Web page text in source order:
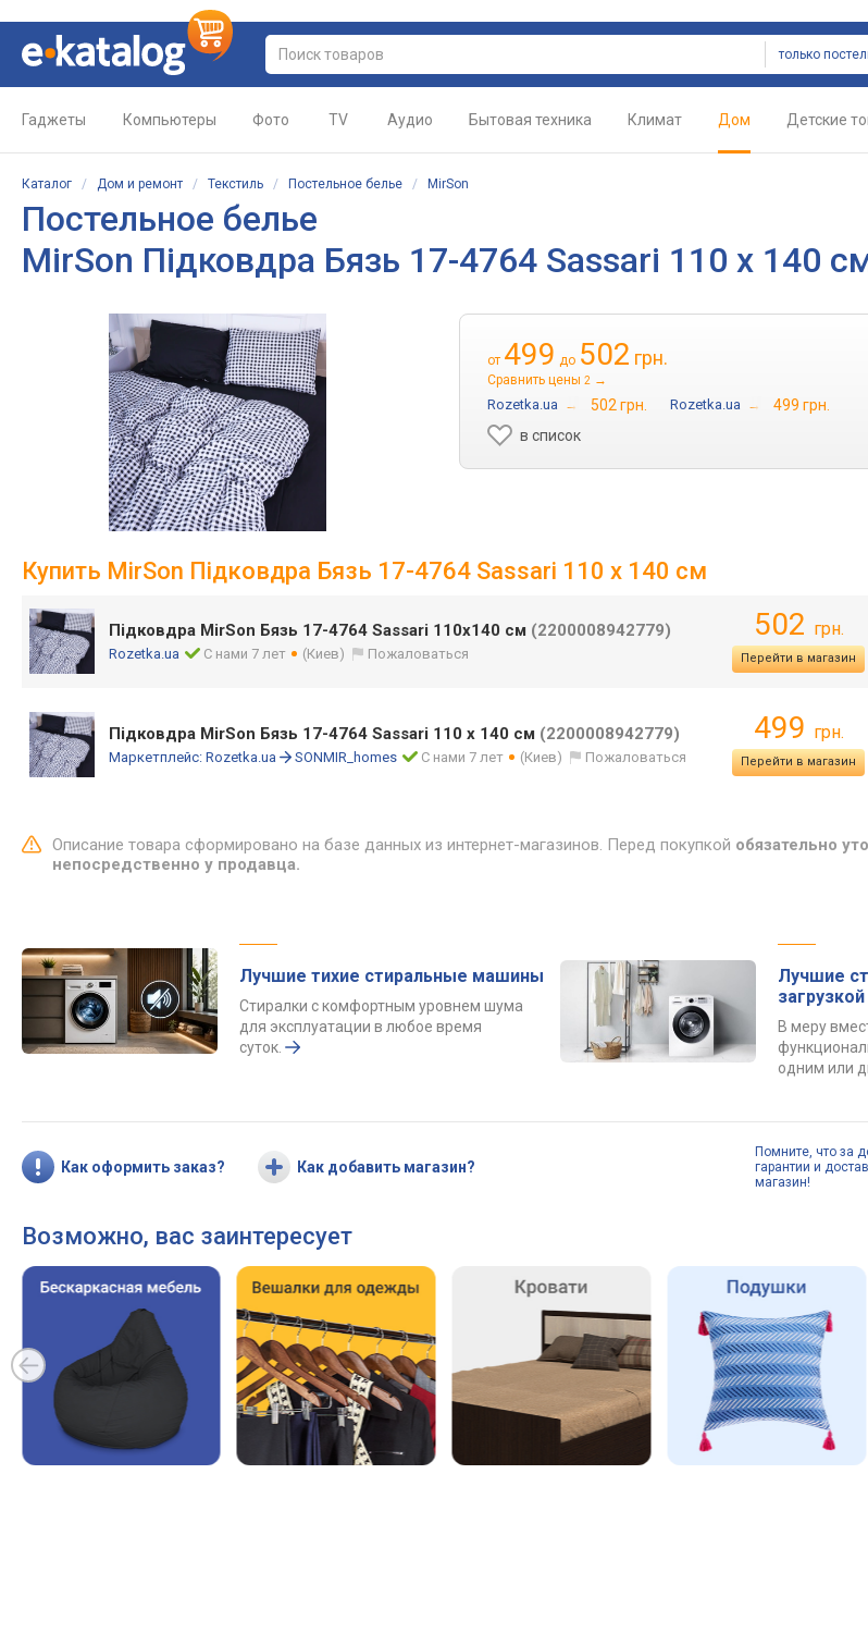
Гаджеты Компьютеры Фото TV Аудио Бытовая техника Климат Дом Детские
Каталог / Дом и ремонт / Текстиль / Постельное белье / MirSon
Постельное белье
MirSon Підковдра Бязь 17-4764 Sassari 110 x 140
от 499 до 502 грн.
Сравнить цены 2 →
Rozetka.ua → 502 грн. Rozetka.ua →
499 грн.
в список
Купить MirSon Підковдра Бязь 17-4764 Sassari 110 x 140 см
Підковдра MirSon Бязь 17-4764 Sassari 110х140 см (2200008942779)
Rozetka.ua С нами 7 лет (Киев) Пожаловаться
502 грн.
Перейти в магазин
Підковдра MirSon Бязь 17-4764 Sassari 110 x 140 см (2200008942779)
Маркетплейс: Rozetka.ua SONMIR_homes С нами 7 лет (Киев) Пожаловаться
499 грн.
Перейти в магазин
Описание товара сформировано на базе данных из интернет-магазинов. Перед покупкой обязательно
непосредственно у продавца.
Лучшие тихие стиральные машины
Стиралки с комфортным уровнем шума
для эксплуатации в любое время
суток.
Лучшие
В меру
одним или
Как оформить заказ? Как добавить магазин?
Помните, что за
гарантии и
магазин!
Возможно, вас заинтересует